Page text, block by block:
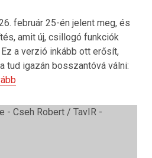
február 25-én jelent meg, és
amit új, csillogó funkciók
a verzió inkább ott erősít,
tud igazán bosszantóvá válni: